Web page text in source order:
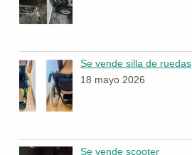
Se vende silla de ruedas
18 mayo 2026
Se vende scooter